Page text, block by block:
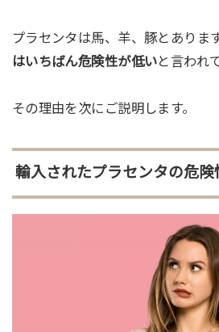
プラセンタは馬、羊、豚とありま
はいちばん危険性が低いと言われ
その理由を次にご説明します。
輸入されたプラセンタの危険